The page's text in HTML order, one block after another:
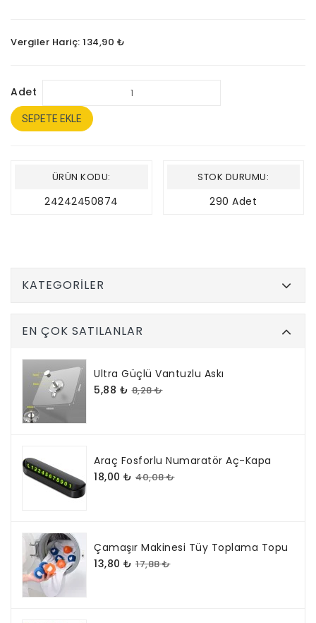
Vergiler Hariç: 134,90 ₺
Adet
SEPETE EKLE
ÜRÜN KODU:
24242450874
STOK DURUMU:
290 Adet
KATEGORILER
EN ÇOK SATILANLAR
Ultra Güçlü Vantuzlu Askı
5,88 ₺ 8,28 ₺
Araç Fosforlu Numaratör Aç-Kapa
18,00 ₺ 40,08 ₺
Çamaşır Makinesi Tüy Toplama Topu
13,80 ₺ 17,88 ₺